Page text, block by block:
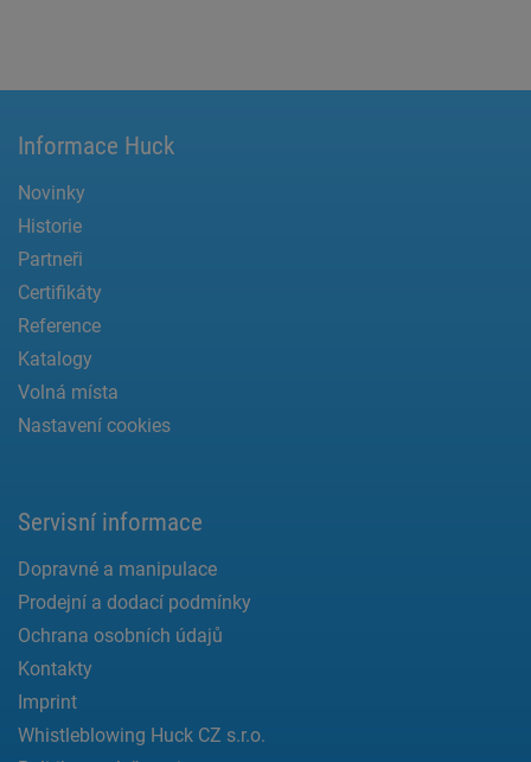
Informace Huck
Novinky
Historie
Partneři
Certifikáty
Reference
Katalogy
Volná místa
Nastavení cookies
Servisní informace
Dopravné a manipulace
Prodejní a dodací podmínky
Ochrana osobních údajů
Kontakty
Imprint
Whistleblowing Huck CZ s.r.o.